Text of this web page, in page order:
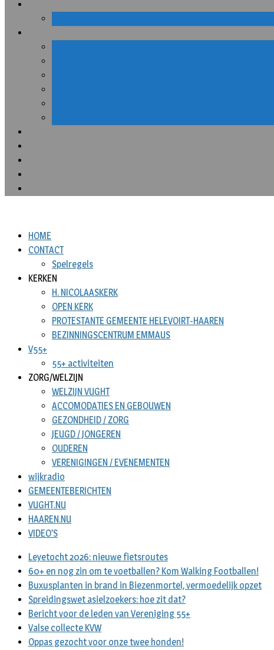
HOME
CONTACT
Spelregels
KERKEN
H. NICOLAASKERK
OPEN KERK
PROTESTANTE GEMEENTE HELEVOIRT-HAAREN
BEZINNINGSCENTRUM EMMAUS
V55+
55+ activiteiten
ZORG/WELZIJN
WELZIJN VUGHT
ACCOMODATIES EN GEBOUWEN
GEZONDHEID / ZORG
JEUGD / JONGEREN
OUDEREN
VERENIGINGEN / EVENEMENTEN
wijkradio
GEMEENTEBERICHTEN
VUGHT.NU
HAAREN.NU
VIDEO’S
Leyetocht 2026: nieuwe fietsroutes
60+ en nog zin om te voetballen? Kom Walking Footballen!
Buxusplanten in brand in Biezenmortel, vermoedelijk opzet
Spreidingswet asielzoekers: hoe zit dat?
Bericht voor de leden van Vereniging 55+
Valse collecte KVW
Oppas gezocht voor onze twee honden!